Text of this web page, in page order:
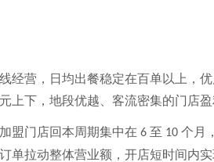
营，日均出餐稳定在百单以上，优
下，地段优越、客流密集的门店盈
盟门店回本周期集中在 6 至 10 个月
单拉动整体营业额，开店短时间内